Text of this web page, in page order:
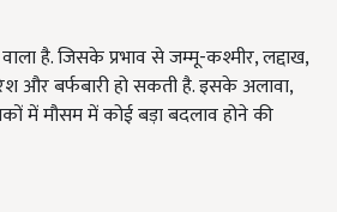
है. जिसके प्रभाव से जम्मू-कश्मीर, लद्दाख,
और बर्फबारी हो सकती है. इसके अलावा,
में मौसम में कोई बड़ा बदलाव होने की